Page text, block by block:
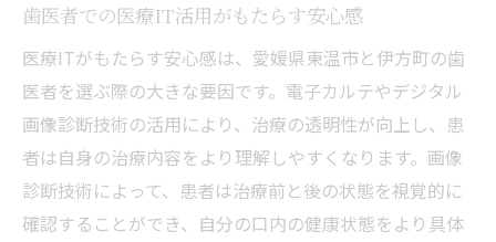
ITの革新と未来
医療ITによる革新がもたらす未来の歯科治
療
愛媛県東温市と伊方町の歯医者が描く未来
像
歯科医療の現場で進行中の最新プロジェク
歯医者での医療IT活用がもたらす安心感
医療ITがもたらす安心感は、愛媛県東温市と伊方町の歯
医者を選ぶ際の大きな要因です。電子カルテやデジタル
画像診断技術の活用により、治療の透明性が向上し、患
者は自身の治療内容をより理解しやすくなります。画像
診断技術によって、患者は治療前と後の状態を視覚的に
確認することができ、自分の口内の健康状態をより具体